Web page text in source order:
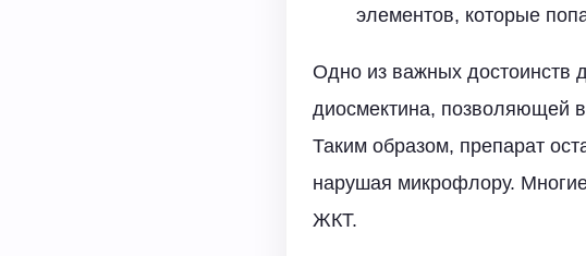
элементов, которые
Одно из важных достоинств
диосмектина, позволяющей
Таким образом, препарат
нарушая микрофлору.
ЖКТ.